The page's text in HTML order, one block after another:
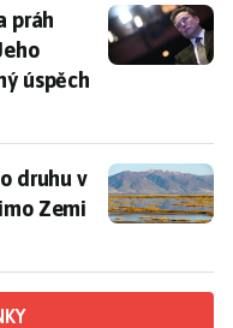
práh prvního
práh
úspěch
druhu v Utahu mění
druhu v
Zemi